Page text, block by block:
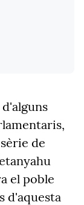
de
el poble
d'aquesta